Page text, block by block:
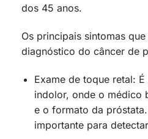
dos 45 anos.
Os principais sintomas
diagnóstico do câncer de
Exame de toque retal:
indolor, onde o médico
e o formato da
importante para